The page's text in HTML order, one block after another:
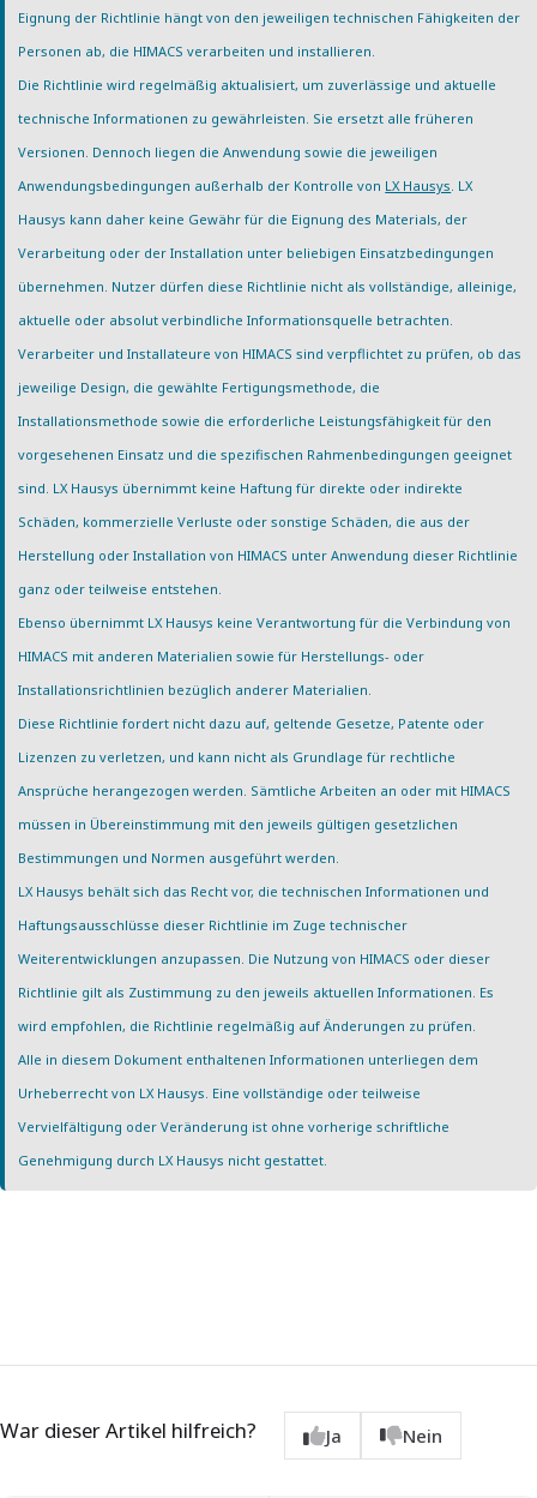
Eignung der Richtlinie hängt von den jeweiligen technischen Fähigkeiten der
Personen ab, die HIMACS verarbeiten und installieren.
Die Richtlinie wird regelmäßig aktualisiert, um zuverlässige und aktuelle
technische Informationen zu gewährleisten. Sie ersetzt alle früheren
Versionen. Dennoch liegen die Anwendung sowie die jeweiligen
Anwendungsbedingungen außerhalb der Kontrolle von LX Hausys. LX
Hausys kann daher keine Gewähr für die Eignung des Materials, der
Verarbeitung oder der Installation unter beliebigen Einsatzbedingungen
übernehmen. Nutzer dürfen diese Richtlinie nicht als vollständige, alleinige,
aktuelle oder absolut verbindliche Informationsquelle betrachten.
Verarbeiter und Installateure von HIMACS sind verpflichtet zu prüfen, ob das
jeweilige Design, die gewählte Fertigungsmethode, die
Installationsmethode sowie die erforderliche Leistungsfähigkeit für den
vorgesehenen Einsatz und die spezifischen Rahmenbedingungen geeignet
sind. LX Hausys übernimmt keine Haftung für direkte oder indirekte
Schäden, kommerzielle Verluste oder sonstige Schäden, die aus der
Herstellung oder Installation von HIMACS unter Anwendung dieser Richtlinie
ganz oder teilweise entstehen.
Ebenso übernimmt LX Hausys keine Verantwortung für die Verbindung von
HIMACS mit anderen Materialien sowie für Herstellungs- oder
Installationsrichtlinien bezüglich anderer Materialien.
Diese Richtlinie fordert nicht dazu auf, geltende Gesetze, Patente oder
Lizenzen zu verletzen, und kann nicht als Grundlage für rechtliche
Ansprüche herangezogen werden. Sämtliche Arbeiten an oder mit HIMACS
müssen in Übereinstimmung mit den jeweils gültigen gesetzlichen
Bestimmungen und Normen ausgeführt werden.
LX Hausys behält sich das Recht vor, die technischen Informationen und
Haftungsausschlüsse dieser Richtlinie im Zuge technischer
Weiterentwicklungen anzupassen. Die Nutzung von HIMACS oder dieser
Richtlinie gilt als Zustimmung zu den jeweils aktuellen Informationen. Es
wird empfohlen, die Richtlinie regelmäßig auf Änderungen zu prüfen.
Alle in diesem Dokument enthaltenen Informationen unterliegen dem
Urheberrecht von LX Hausys. Eine vollständige oder teilweise
Vervielfältigung oder Veränderung ist ohne vorherige schriftliche
Genehmigung durch LX Hausys nicht gestattet.
War dieser Artikel hilfreich? Ja Nein